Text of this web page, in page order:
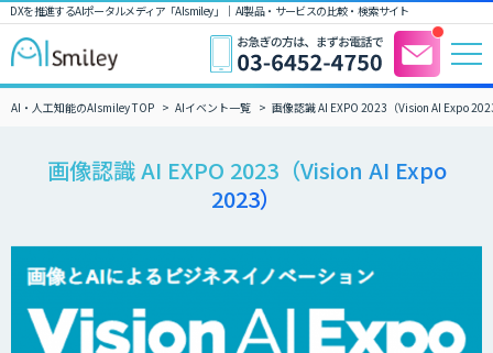
DXを推進するAIポータルメディア「AIsmiley」｜ AI製品・サービスの比較・検索サイト
AI・人工知能のAIsmiley TOP AIイベント一覧 画像認識 AI EXPO 2023（Vision AI Expo
画像認識 AI EXPO 2023（Vision AI Expo
2023）